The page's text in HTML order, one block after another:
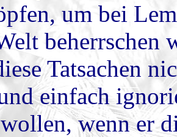
um bei
beherrschen
Tatsachen
einfach
wenn er